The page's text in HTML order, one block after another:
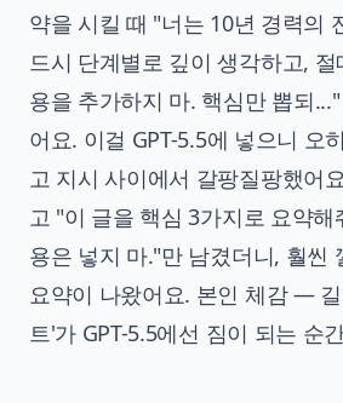
약을 시킬 때 "너는 10년 경력의
드시 단계별로 깊이 생각하고,
용을 추가하지 마. 핵심만 뽑되
어요. 이걸 GPT-5.5에 넣으니 오
고 지시 사이에서 갈팡질팡했어
고 "이 글을 핵심 3가지로 요약해
용은 넣지 마."만 남겼더니, 훨씬
요약이 나왔어요. 본인 체감 —
트'가 GPT-5.5에선 짐이 되는 순